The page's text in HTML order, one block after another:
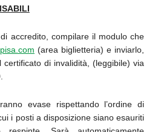
accredito, compilare il modulo che
(area biglietteria) e inviarlo,
di invalidità, (leggibile) via
evase rispettando l’ordine di
i posti a disposizione siano esauriti